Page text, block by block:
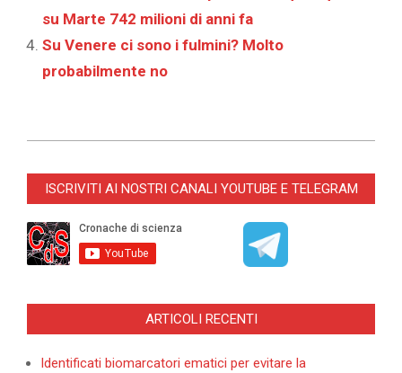
su Marte 742 milioni di anni fa
Su Venere ci sono i fulmini? Molto
probabilmente no
11-
ISCRIVITI AI NOSTRI CANALI YOUTUBE E TELEGRAM
ARTICOLI RECENTI
Identificati biomarcatori ematici per evitare la